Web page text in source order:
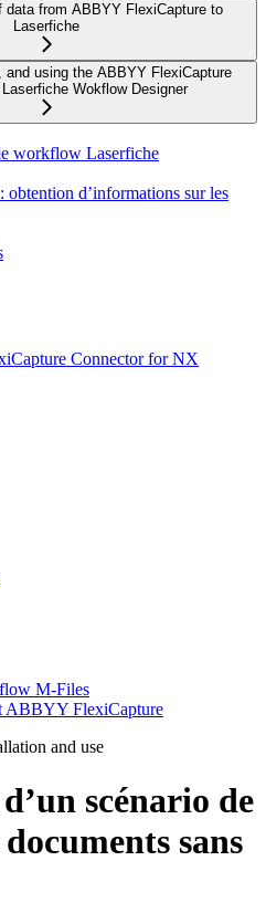
data from ABBYY FlexiCapture to
Laserfiche
and using the ABBYY FlexiCapture
Wokflow Designer
workflow Laserfiche
obtention d’informations sur les
Connector for NX
M-Files
ABBYY FlexiCapture
and use
scénario de
sans